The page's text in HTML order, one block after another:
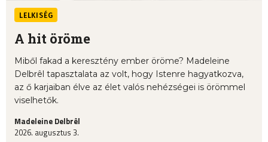
LELKISÉG
A hit öröme
Miből fakad a keresztény ember öröme? Madeleine
Delbrêl tapasztalata az volt, hogy Istenre hagyatkozva,
az ő karjaiban élve az élet valós nehézségei is örömmel
viselhetők.
Madeleine Delbrêl
2026. augusztus 3.